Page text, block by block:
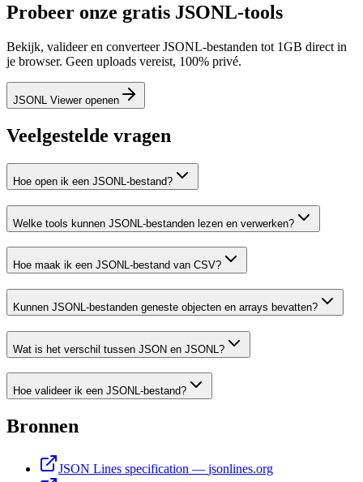
Probeer onze gratis JSONL-tools
Bekijk, valideer en converteer JSONL-bestanden tot 1GB direct in
je browser. Geen uploads vereist, 100% privé.
JSONL Viewer openen
Veelgestelde vragen
Hoe open ik een JSONL-bestand?
Welke tools kunnen JSONL-bestanden lezen en verwerken?
Hoe maak ik een JSONL-bestand van CSV?
Kunnen JSONL-bestanden geneste objecten en arrays bevatten?
Wat is het verschil tussen JSON en JSONL?
Hoe valideer ik een JSONL-bestand?
Bronnen
JSON Lines specification — jsonlines.org